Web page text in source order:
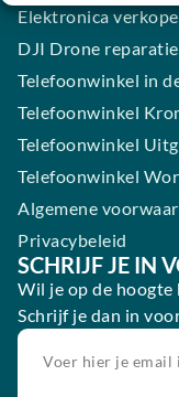
Elektronica
DJI Drone reparatie
Telefoonwinkel in
Telefoonwinkel
Telefoonwinkel
Telefoonwinkel
Algemene
Privacybeleid
SCHRIJF JE IN
Wil je op de hoogte
Schrijf je dan in